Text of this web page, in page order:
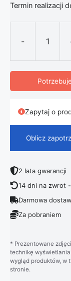
Termin realizacji
-
Zapytaj o
Oblicz
2 lata gwarancji
14 dni na zwrot
Darmowa
Za pobraniem
* Prezentowane
technikę
wygląd produktów, w
stronie.